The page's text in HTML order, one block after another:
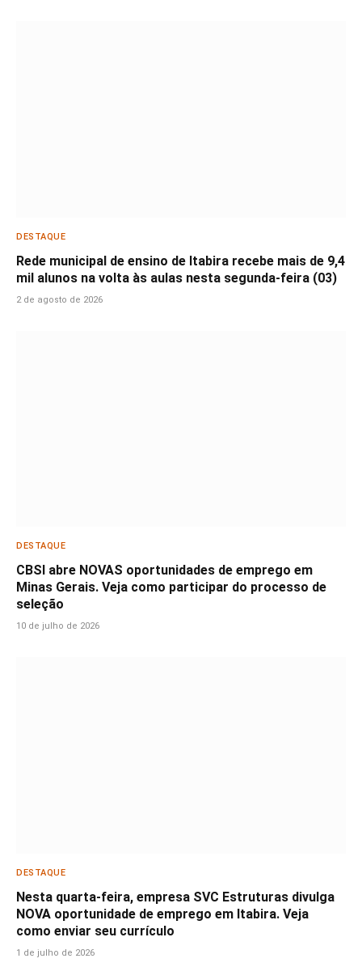
DESTAQUE
Rede municipal de ensino de Itabira recebe mais de 9,4
mil alunos na volta às aulas nesta segunda-feira (03)
2 de agosto de 2026
DESTAQUE
CBSI abre NOVAS oportunidades de emprego em
Minas Gerais. Veja como participar do processo de
seleção
10 de julho de 2026
DESTAQUE
Nesta quarta-feira, empresa SVC Estruturas divulga
NOVA oportunidade de emprego em Itabira. Veja
como enviar seu currículo
1 de julho de 2026